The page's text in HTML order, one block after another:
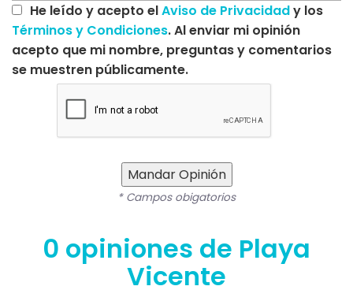
He leído y acepto elAviso de Privacidady los
Términos y Condiciones. Al enviar mi opinión
acepto que mi nombre, preguntas y comentarios
se muestren públicamente.
Mandar Opinión
* Campos obigatorios
0 opiniones de Playa
Vicente